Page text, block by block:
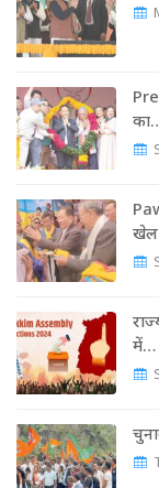
में…